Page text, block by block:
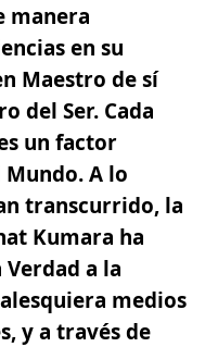
manera
en su
Maestro de sí
del Ser. Cada
un factor
A lo
transcurrido, la
Kumara ha
a la
medios
y a través de